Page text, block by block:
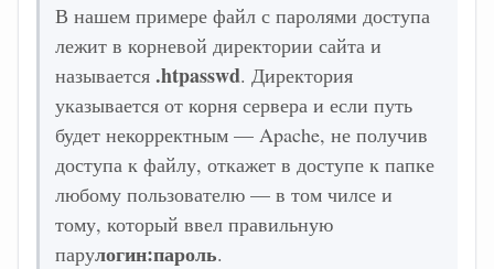
В нашем примере файл с паролями доступа
лежит в корневой директории сайта и
называется.htpasswd. Директория
указывается от корня сервера и если путь
будет некорректным — Apache, не получив
доступа к файлу, откажет в доступе к папке
любому пользователю — в том чилсе и
тому, который ввел правильную
парулогин:пароль.